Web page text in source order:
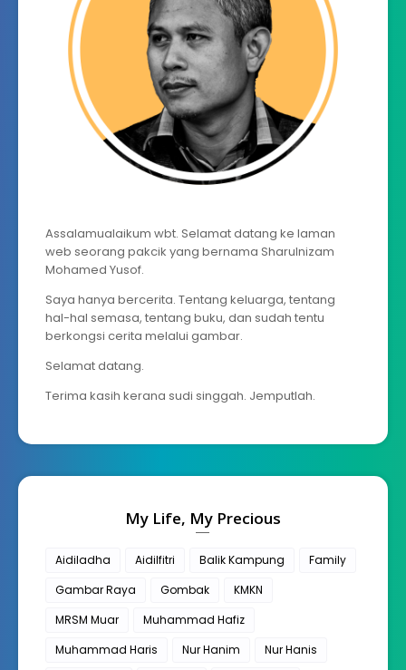
Assalamualaikum wbt. Selamat datang ke laman
web seorang pakcik yang bernama Sharulnizam
Mohamed Yusof.
Saya hanya bercerita. Tentang keluarga, tentang
hal-hal semasa, tentang buku, dan sudah tentu
berkongsi cerita melalui gambar.
Selamat datang.
Terima kasih kerana sudi singgah. Jemputlah.
My Life, My Precious
Aidiladha Aidilfitri Balik Kampung
Family
Gambar Raya
Gombak
KMKN
MRSM Muar
Muhammad Hafiz
Muhammad Haris
Nur Hanim
Nur Hanis